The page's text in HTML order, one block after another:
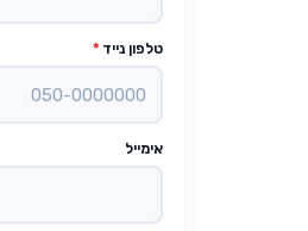
טלפון נייד *
אימייל